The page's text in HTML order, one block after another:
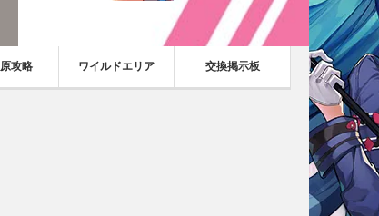
攻略 ワイルドエリア 交換掲示板